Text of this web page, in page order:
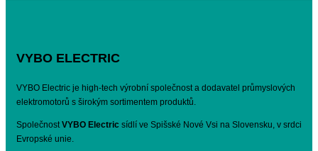
VYBO ELECTRIC
VYBO Electric je high-tech výrobní společnost a dodavatel průmyslových
elektromotorů s širokým sortimentem produktů.
SpolečnostVYBO Electric sídlí ve Spišské Nové Vsi na Slovensku, v srdci
Evropské unie.